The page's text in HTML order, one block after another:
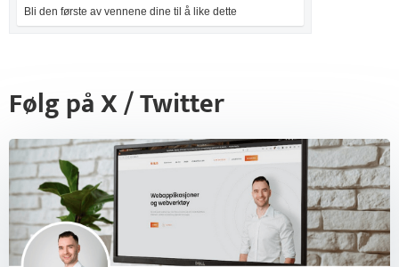
Bli den første av vennene dine til å like dette
Følg på X / Twitter